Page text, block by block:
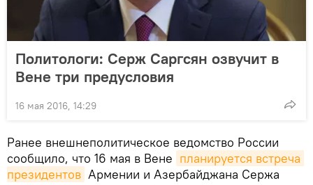
Политологи: Серж Саргсян озвучит в
Вене три предусловия
16 мая 2016, 14:29
Ранее внешнеполитическое ведомство России
сообщило, что 16 мая в Вене планируется встреча
президентов Армении и Азербайджана Сержа